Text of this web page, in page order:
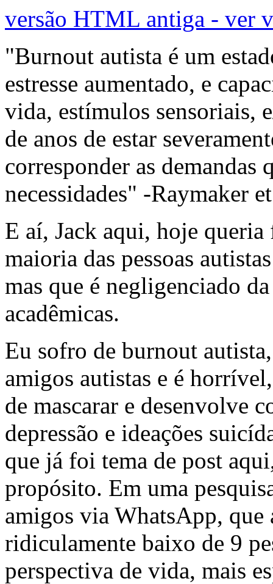
versão HTML antiga - ver
"Burnout autista é um
estresse aumentado, e
vida, estímulos sensoriais,
de anos de estar
corresponder as demandas
necessidades" -Raymaker
E aí, Jack aqui, hoje
maioria das pessoas
mas que é negligenciado
acadêmicas.
Eu sofro de burnout
amigos autistas e é
de mascarar e desenvolve
depressão e ideações
que já foi tema de post
propósito. Em uma
amigos via WhatsApp,
ridiculamente baixo de 9
perspectiva de vida, mais